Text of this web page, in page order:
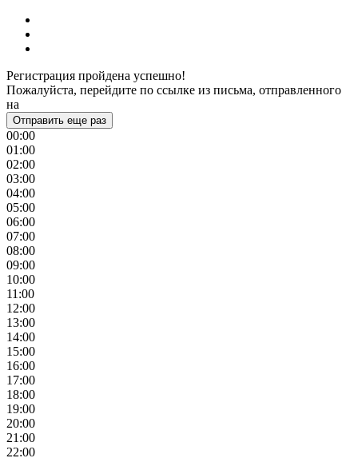
Регистрация пройдена успешно!
Пожалуйста, перейдите по ссылке из письма, отправленного
на
Отправить еще раз
00:00
01:00
02:00
03:00
04:00
05:00
06:00
07:00
08:00
09:00
10:00
11:00
12:00
13:00
14:00
15:00
16:00
17:00
18:00
19:00
20:00
21:00
22:00